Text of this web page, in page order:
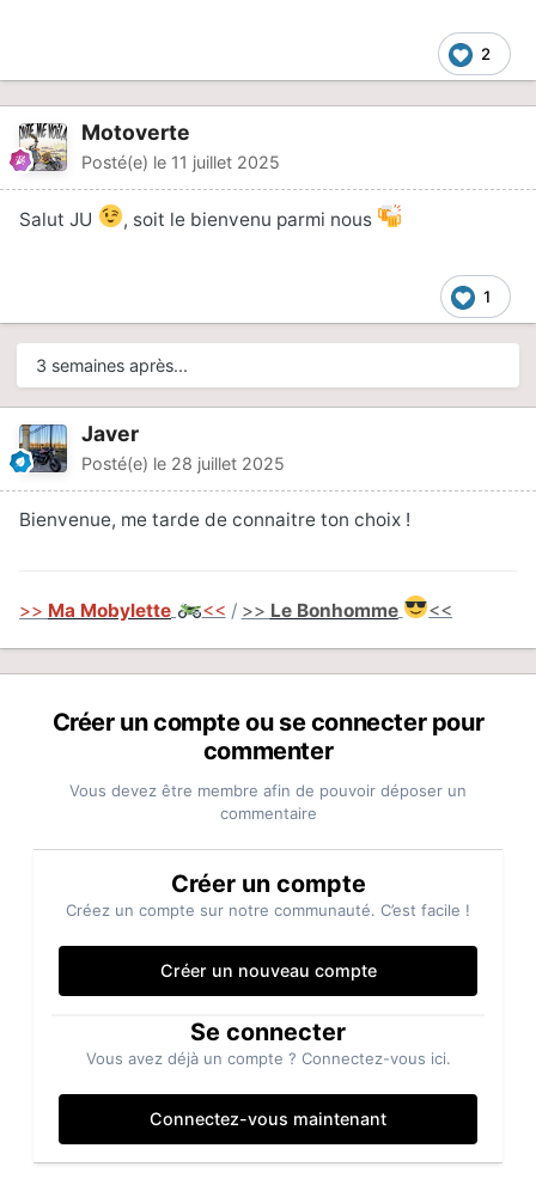
2
Motoverte
Posté(e) le 11 juillet 2025
Salut JU , soit le bienvenu parmi nous
1
3 semaines après...
Javer
Posté(e) le 28 juillet 2025
Bienvenue, me tarde de connaitre ton choix !
>> Ma Mobylette << / >> Le Bonhomme <<
Créer un compte ou se connecter pour
commenter
Vous devez être membre afin de pouvoir déposer un
commentaire
Créer un compte
Créez un compte sur notre communauté. C’est facile !
Créer un nouveau compte
Se connecter
Vous avez déjà un compte ? Connectez-vous ici.
Connectez-vous maintenant